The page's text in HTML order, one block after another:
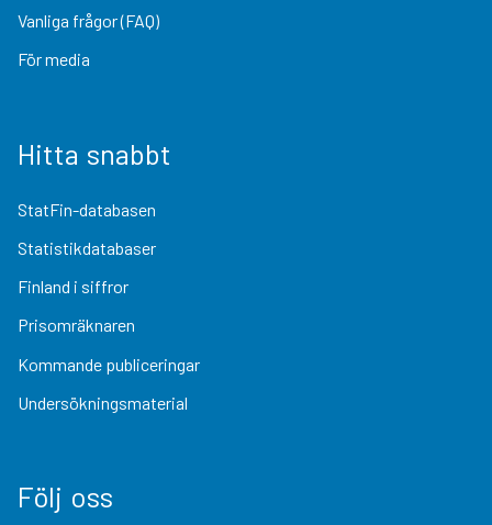
Vanliga frågor (FAQ)
För media
Hitta snabbt
StatFin-databasen
Statistikdatabaser
Finland i siffror
Prisomräknaren
Kommande publiceringar
Undersökningsmaterial
Följ oss